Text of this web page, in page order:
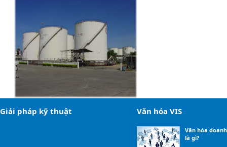
CÔNG TRÌNH TIÊU BIỂU
Giải pháp kỹ thuật Văn hóa VIS
Văn hóa
là gì?